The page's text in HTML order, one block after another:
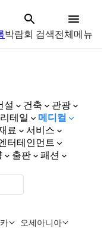
박람회 검색전체메뉴
설 건축
관광
리테일
메디컬
료
서비스
터테인먼트
출판
패션
오세아니아